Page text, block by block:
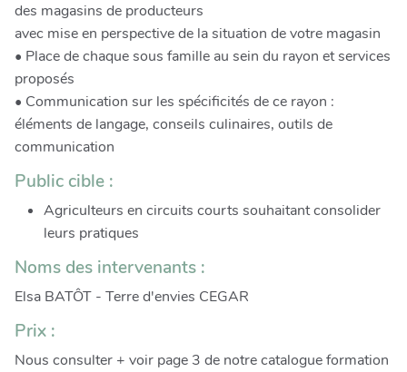
des magasins de producteurs
avec mise en perspective de la situation de votre magasin
• Place de chaque sous famille au sein du rayon et services
proposés
• Communication sur les spécificités de ce rayon :
éléments de langage, conseils culinaires, outils de
communication
Public cible :
Agriculteurs en circuits courts souhaitant consolider
leurs pratiques
Noms des intervenants :
Elsa BATÔT - Terre d'envies CEGAR
Prix :
Nous consulter + voir page 3 de notre catalogue formation